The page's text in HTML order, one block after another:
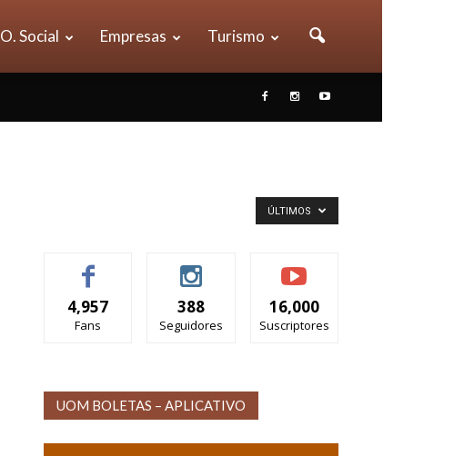
O. Social Empresas Turismo
ÚLTIMOS
4,957
Fans
388
Seguidores
16,000
Suscriptores
UOM BOLETAS – APLICATIVO